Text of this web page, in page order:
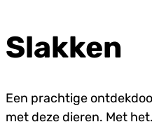
Slakken
Een prachtige
met deze dieren. Met